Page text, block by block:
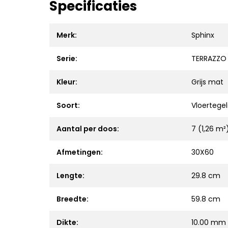
Specificaties
Merk: Sphinx
Serie: TERRAZZO
Kleur: Grijs mat
Soort:
Aantal per doos: 7 (1,26
Afmetingen: 30X60
Lengte: 29.8 cm
Breedte: 59.8 cm
Dikte: 10.00 mm